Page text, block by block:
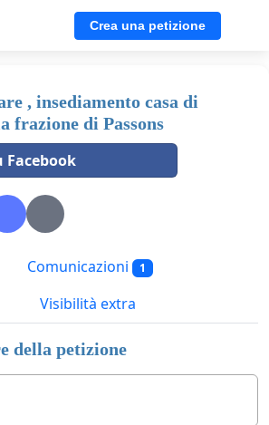
Crea una petizione
, insediamento casa di
frazione di Passons
Facebook
Comunicazioni 1
Visibilità extra
della petizione